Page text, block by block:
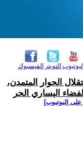
الفيسبوك التويتر
الحوار المتمدن،
اليساري الحر
اليوتيوب]